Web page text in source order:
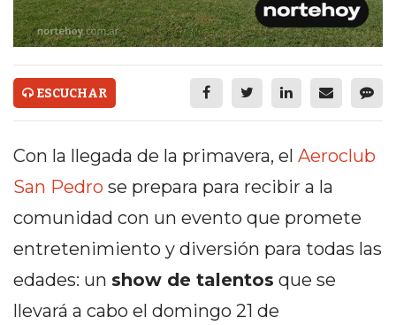
PRONÓSTICO
QUÉ ES
CHANGUITO.COM.AR Y
CÓMO FUNCIONA: CREAR
TIENDAS ONLINE CON
EN ARGENTINA:
ESCUCHAR
Con la llegada de la primavera, el Aeroclub
San Pedro se prepara para recibir a la
comunidad con un evento que promete
entretenimiento y diversión para todas las
edades: un show de talentos que se
llevará a cabo el domingo 21 de